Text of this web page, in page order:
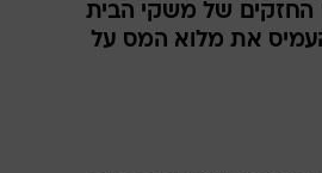
החזקים של משקי הבית
את מלוא המס על